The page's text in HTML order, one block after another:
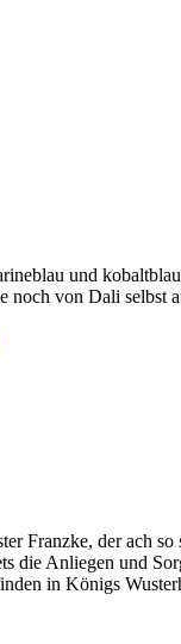
und
von Dali selbst
Franzke, der ach
die Anliegen und
in Königs